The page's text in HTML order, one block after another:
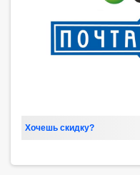
Хочешь скидку?